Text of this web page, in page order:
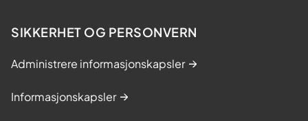
SIKKERHET OG PERSONVERN
Administrere informasjonskapsler
Informasjonskapsler